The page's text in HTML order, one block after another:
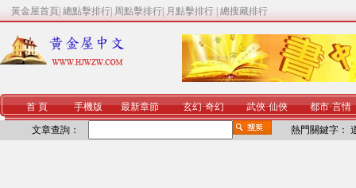
黃金屋首頁 總點擊排行 周點擊排行 月點擊排行 總搜藏排行
首 頁 手機版 最新章節 玄幻·奇幻 武俠·仙俠 都市·言情
文章查詢： 熱門關鍵字：